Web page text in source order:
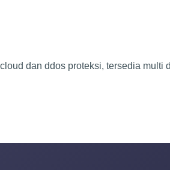
dan ddos proteksi, tersedia multi